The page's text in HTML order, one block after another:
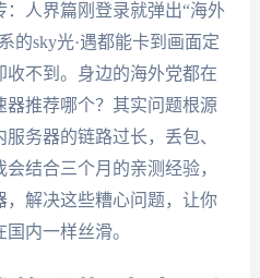
人界篇刚登录就弹出“海外
的sky光·遇都能卡到画面定
不到。身边的海外党都在
推荐哪个？其实问题根源
务器的链路过长，丢包、
结合三个月的亲测经验，
，解决这些糟心问题，让你
内一样丝滑。